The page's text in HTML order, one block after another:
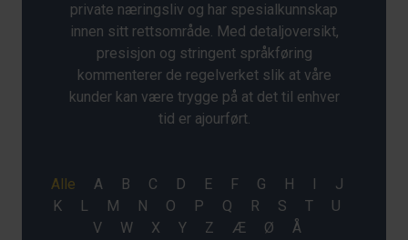
private næringsliv og har spesialkunnskap
innen sitt rettsområde. Med detaljoversikt,
presisjon og stringent språkføring
kommenterer de regelverket slik at våre
kunder kan være trygge på at det til enhver
tid er ajourført.